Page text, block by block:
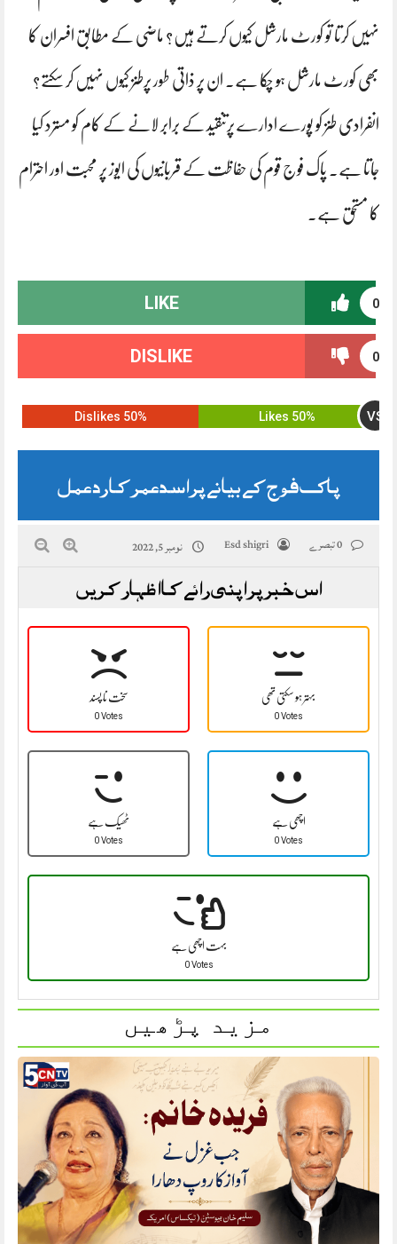
نہیں کرتا تو کورٹ مارشل کیوں کرتے ہیں؟ ماضی کے مطابق افسران کا
بھی کورٹ مارشل ہو چکا ہے۔ ان پر ذاتی طور پرطنز کیوں نہیں کر سکتے؟
انفرادی طنز کو پورے ادارے پرتنقید کے برابر لانے کے کام کو مسترد کیا
جاتا ہے۔ پاک فوج قوم کی حفاظت کے قربانیوں کی ایوز پر محبت اور احترام
کا مستحق ہے۔
0
LIKE
0
DISLIKE
50% Likes VS
50% Dislikes
پاک فوج کے بیانے پر اسد عمر کا رد عمل
Esd shigri نومبر 5, 2022
اس خبر پر اپنی رائے کا اظہار کریں
سخت نا پسند
0 Votes
بہتر ہو سکتی تھی
0 Votes
ٹھیک ہے
0 Votes
اچھی ہے
0 Votes
بہت اچھی ہے
0 Votes
مزید پڑھیں